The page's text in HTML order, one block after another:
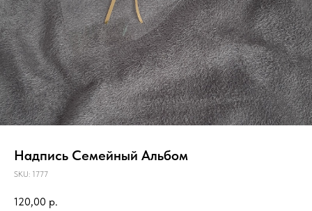
Надпись Семейный Альбом
SKU: 1777
120,00 р.